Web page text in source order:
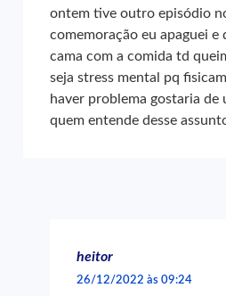
ontem tive outro episódio
comemoração eu apaguei e
cama com a comida td
seja stress mental pq
haver problema gostaria de
quem entende desse
heitor
26/12/2022 às 09:24